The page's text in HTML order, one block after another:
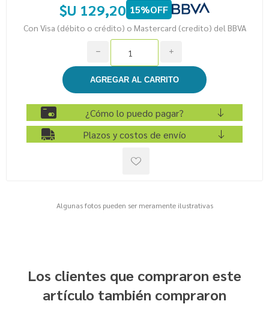
$U 129,20 15%OFF
Con Visa (débito o crédito) o Mastercard (credito) del BBVA
i
h
¿Cómo lo puedo pagar?
Plazos y costos de envío
Algunas fotos pueden ser meramente ilustrativas
Los clientes que compraron este
artículo también compraron